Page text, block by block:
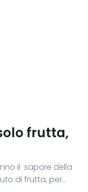
frutta,
il sapore della
di frutta, per...